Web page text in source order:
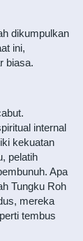
dikumpulkan
ini,
biasa.
internal
kekuatan
pelatih
Apa
Tungku Roh
mereka
tembus